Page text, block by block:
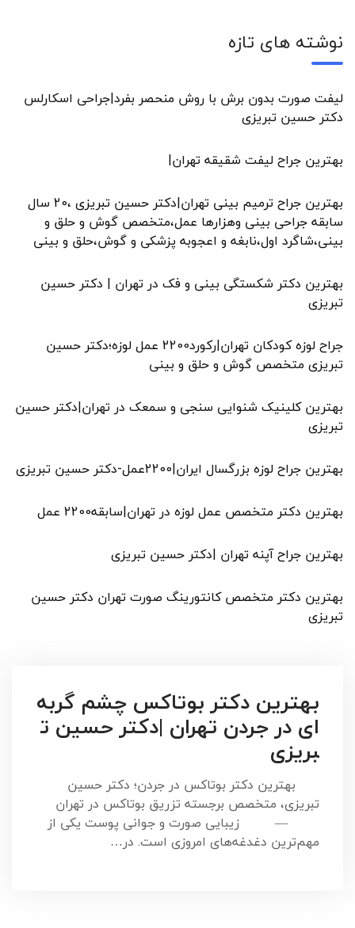
نوشته های تازه
لیفت صورت بدون برش با روش منحصر بفرد|جراحی اسکارلس
دکتر حسین تبریزی
بهترین جراح لیفت شقیقه تهران|
بهترین جراح ترمیم بینی تهران|دکتر حسین تبریزی ،20 سال
سابقه جراحی بینی وهزارها عمل،متخصص گوش و حلق و
بینی،شاگرد اول،نابغه و اعجوبه پزشکی و گوش،حلق و بینی
بهترین دکتر شکستگی بینی و فک در تهران | دکتر حسین
تبریزی
جراح لوزه کودکان تهران|رکورد2200 عمل لوزه؛دکتر حسین
تبریزی متخصص گوش و حلق و بینی
بهترین کلینیک شنوایی سنجی و سمعک در تهران|دکتر حسین
تبریزی
بهترین جراح لوزه بزرگسال ایران|2200عمل-دکتر حسین تبریزی
بهترین دکتر متخصص عمل لوزه در تهران|سابقه2200 عمل
بهترین جراح آپنه تهران |دکتر حسین تبریزی
بهترین دکتر متخصص کانتورینگ صورت تهران دکتر حسین
تبریزی
بهترین دکتر بوتاکس چشم گربه
ای در جردن تهران |دکتر حسین ت
بریزی
بهترین دکتر بوتاکس در جردن؛ دکتر حسین
تبریزی، متخصص برجسته تزریق بوتاکس در تهران
— زیبایی صورت و جوانی پوست یکی از
مهم‌ترین دغدغه‌های امروزی است. در…